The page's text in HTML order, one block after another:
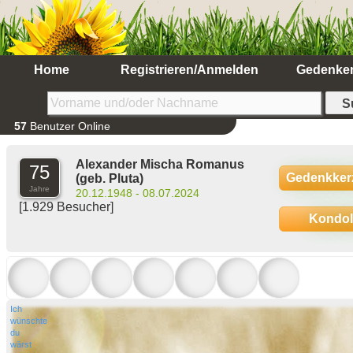
Home Registrieren/Anmelden
57 Benutzer Online
75
Jahre
Alexander Mischa Romanus
(geb. Pluta)
20.12.1948 - 08.07.2024
[1.929 Besucher]
Ich
wünschte
du
wärst